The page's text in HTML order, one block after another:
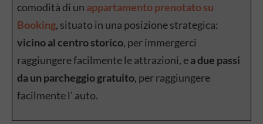
comodità di un appartamento prenotato su
Booking, situato in una posizione strategica:
vicino al centro storico, per immergerci
raggiungere facilmente le attrazioni, ea due passi
da un parcheggio gratuito, per raggiungere
facilmente l’ auto.